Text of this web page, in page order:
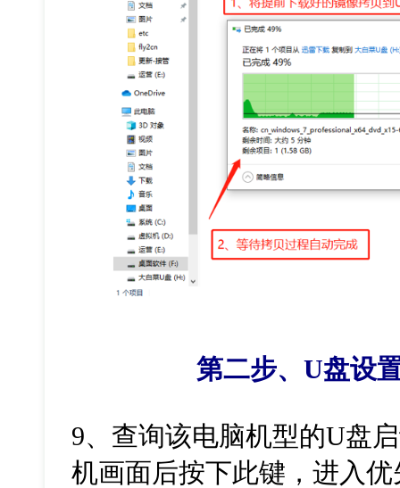
第二步、U盘设
9、查询该电脑机型的U盘
机画面后按下此键，进入